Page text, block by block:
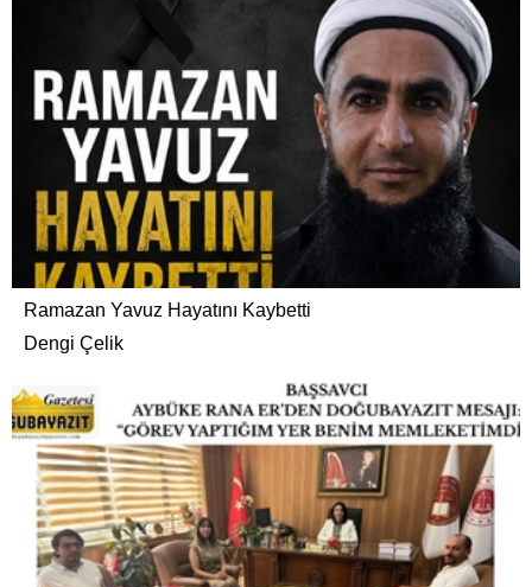
Ramazan Yavuz Hayatını Kaybetti
Dengi Çelik